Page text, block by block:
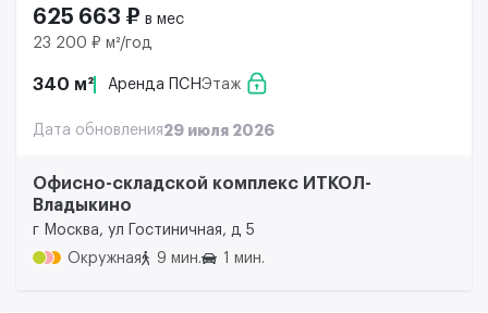
625 663 ₽ в мес
23 200 ₽ м²/год
340 м² Аренда ПСНЭтаж
Дата обновления29 июля 2026
Офисно-складской комплекс ИТКОЛ-
Владыкино
г Москва, ул Гостиничная, д 5
Окружная
9 мин. 1 мин.